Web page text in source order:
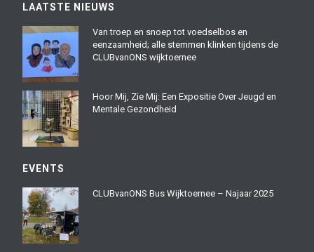
LAATSTE NIEUWS
Van troep en snoep tot voedselbos en
eenzaamheid; alle stemmen klinken tijdens de
CLUBvanONS wijktoernee
Hoor Mij, Zie Mij: Een Expositie Over Jeugd en
Mentale Gezondheid
EVENTS
CLUBvanONS Bus Wijktoernee – Najaar 2025